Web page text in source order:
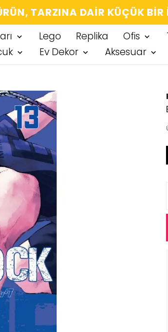
TARZINA DAIR KÜÇÜK
Lego Replika Ofis
Ev Dekor Aksesuar